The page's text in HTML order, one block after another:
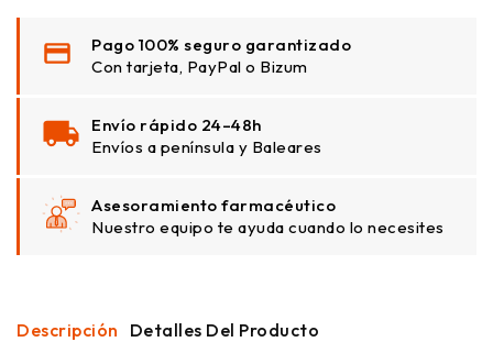
Pago 100% seguro garantizado
Con tarjeta, PayPal o Bizum
Envío rápido 24–48h
Envíos a península y Baleares
Asesoramiento farmacéutico
Nuestro equipo te ayuda cuando lo necesites
Descripción Detalles Del Producto